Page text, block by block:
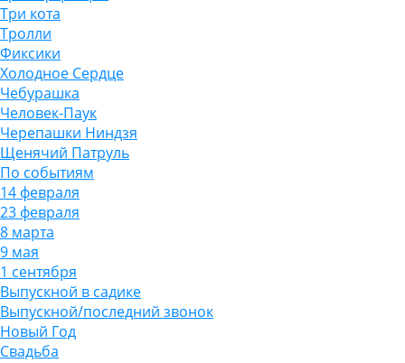
Три кота
Тролли
Фиксики
Холодное Сердце
Чебурашка
Человек-Паук
Черепашки Ниндзя
Щенячий Патруль
По событиям
14 февраля
23 февраля
8 марта
9 мая
1 сентября
Выпускной в садике
Выпускной/последний звонок
Новый Год
Свадьба